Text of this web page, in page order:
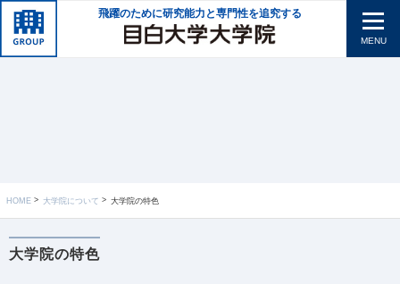
飛躍のために研究能力と専門性を追究する
MENU
HOME 大学院について 大学院の特色
大学院の特色